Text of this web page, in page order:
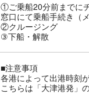
①ご乗船20分前までに
窓口にて乗船手続き（
②クルージング
③下船・解散
■注意事項
各港によって出港時刻
こちらは「大津港発」